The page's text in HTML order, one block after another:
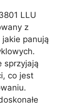
LLU
z
panują
sprzyjają
co jest